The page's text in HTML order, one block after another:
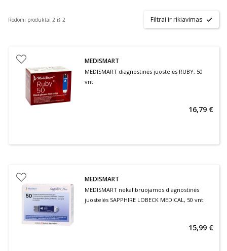
Rodomi produktai 2 iš 2 Filtrai ir rikiavimas
MEDISMART
MEDISMART diagnostinės juostelės RUBY, 50
vnt.
16,79 €
MEDISMART
MEDISMART nekalibruojamos diagnostinės
juostelės SAPPHIRE LOBECK MEDICAL, 50 vnt.
15,99 €